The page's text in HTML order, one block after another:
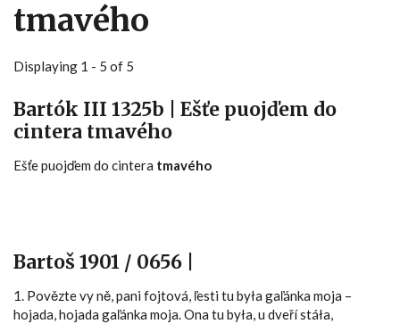
tmavého
Displaying 1 - 5 of 5
Bartók III 1325b | Ešťe puojďem do
cintera tmavého
Ešťe puojďem do cintera tmavého
Bartoš 1901 / 0656 |
1. Povězte vy ně, pani fojtová, ľesti tu była gaľánka moja –
hojada, hojada gaľánka moja. Ona tu była, u dveří stáła,